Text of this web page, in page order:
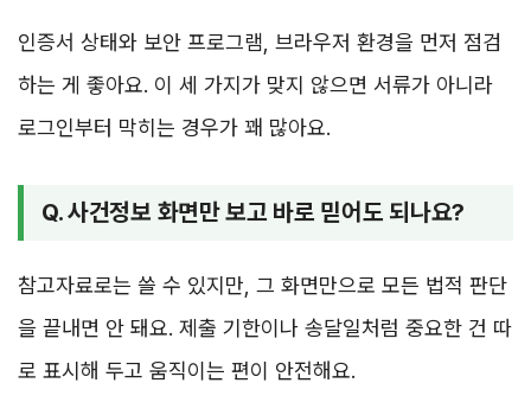
인증서 상태와 보안 프로그램, 브라우저 환경을 먼저 점검
하는 게 좋아요. 이 세 가지가 맞지 않으면 서류가 아니라
로그인부터 막히는 경우가 꽤 많아요.
Q. 사건정보 화면만 보고 바로 믿어도 되나요?
참고자료로는 쓸 수 있지만, 그 화면만으로 모든 법적 판단
을 끝내면 안 돼요. 제출 기한이나 송달일처럼 중요한 건 따
로 표시해 두고 움직이는 편이 안전해요.